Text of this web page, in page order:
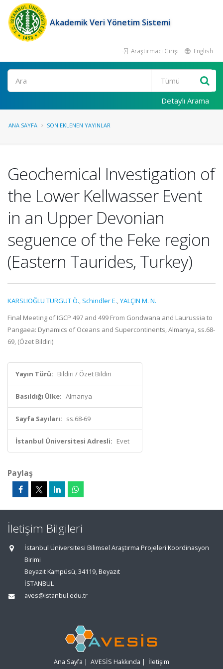
Akademik Veri Yönetim Sistemi
Araştırmacı Girişi English
Ara
Detaylı Arama
ANA SAYFA SON EKLENEN YAYINLAR
Geochemical Investigation of
the Lower Kellwasser Event
in an Upper Devonian
seguence of the Feke region
(Eastern Taurides, Turkey)
KARSLIOĞLU TURGUT Ö., Schindler E.,YALÇIN M. N.
Final Meeting of IGCP 497 and 499 From Gondwana and Laurussia to
Pangaea: Dynamics of Oceans and Supercontinents, Almanya, ss.68-
69, (Özet Bildiri)
Yayın Türü: Bildiri / Özet Bildiri
Basıldığı Ülke: Almanya
Sayfa Sayıları: ss.68-69
İstanbul Üniversitesi Adresli: Evet
Paylaş
İletişim Bilgileri
İstanbul Üniversitesi Bilimsel Araştırma Projeleri Koordinasyon
Birimi
Beyazıt Kampüsü, 34119, Beyazıt
İSTANBUL
aves@istanbul.edu.tr
Ana Sayfa | AVESİS Hakkında | İletişim